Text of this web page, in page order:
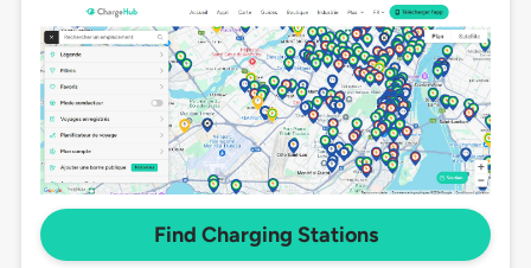
Find Charging Stations